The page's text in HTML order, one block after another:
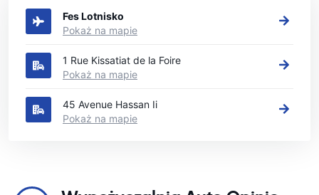
Fes Lotnisko
Pokaż na mapie
1 Rue Kissatiat de la Foire
Pokaż na mapie
45 Avenue Hassan Ii
Pokaż na mapie